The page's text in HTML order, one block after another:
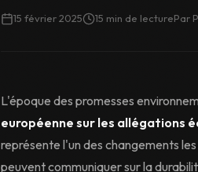
15 février 2025 15 min de lecturePar
L'époque des promesses
européenne sur les allégations
représente l'un des changements
peuvent communiquer sur la